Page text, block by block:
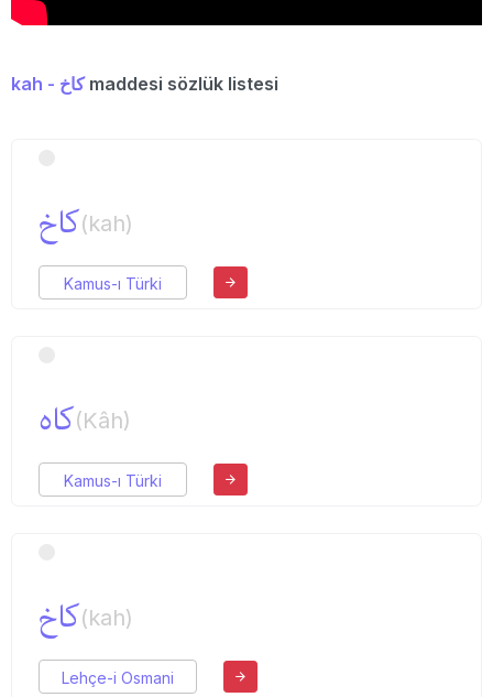
kah - كاخmaddesi sözlük listesi
كاخ(kah)
Kamus-ı Türki
كاه(Kâh)
Kamus-ı Türki
كاخ(kah)
Lehçe-i Osmani